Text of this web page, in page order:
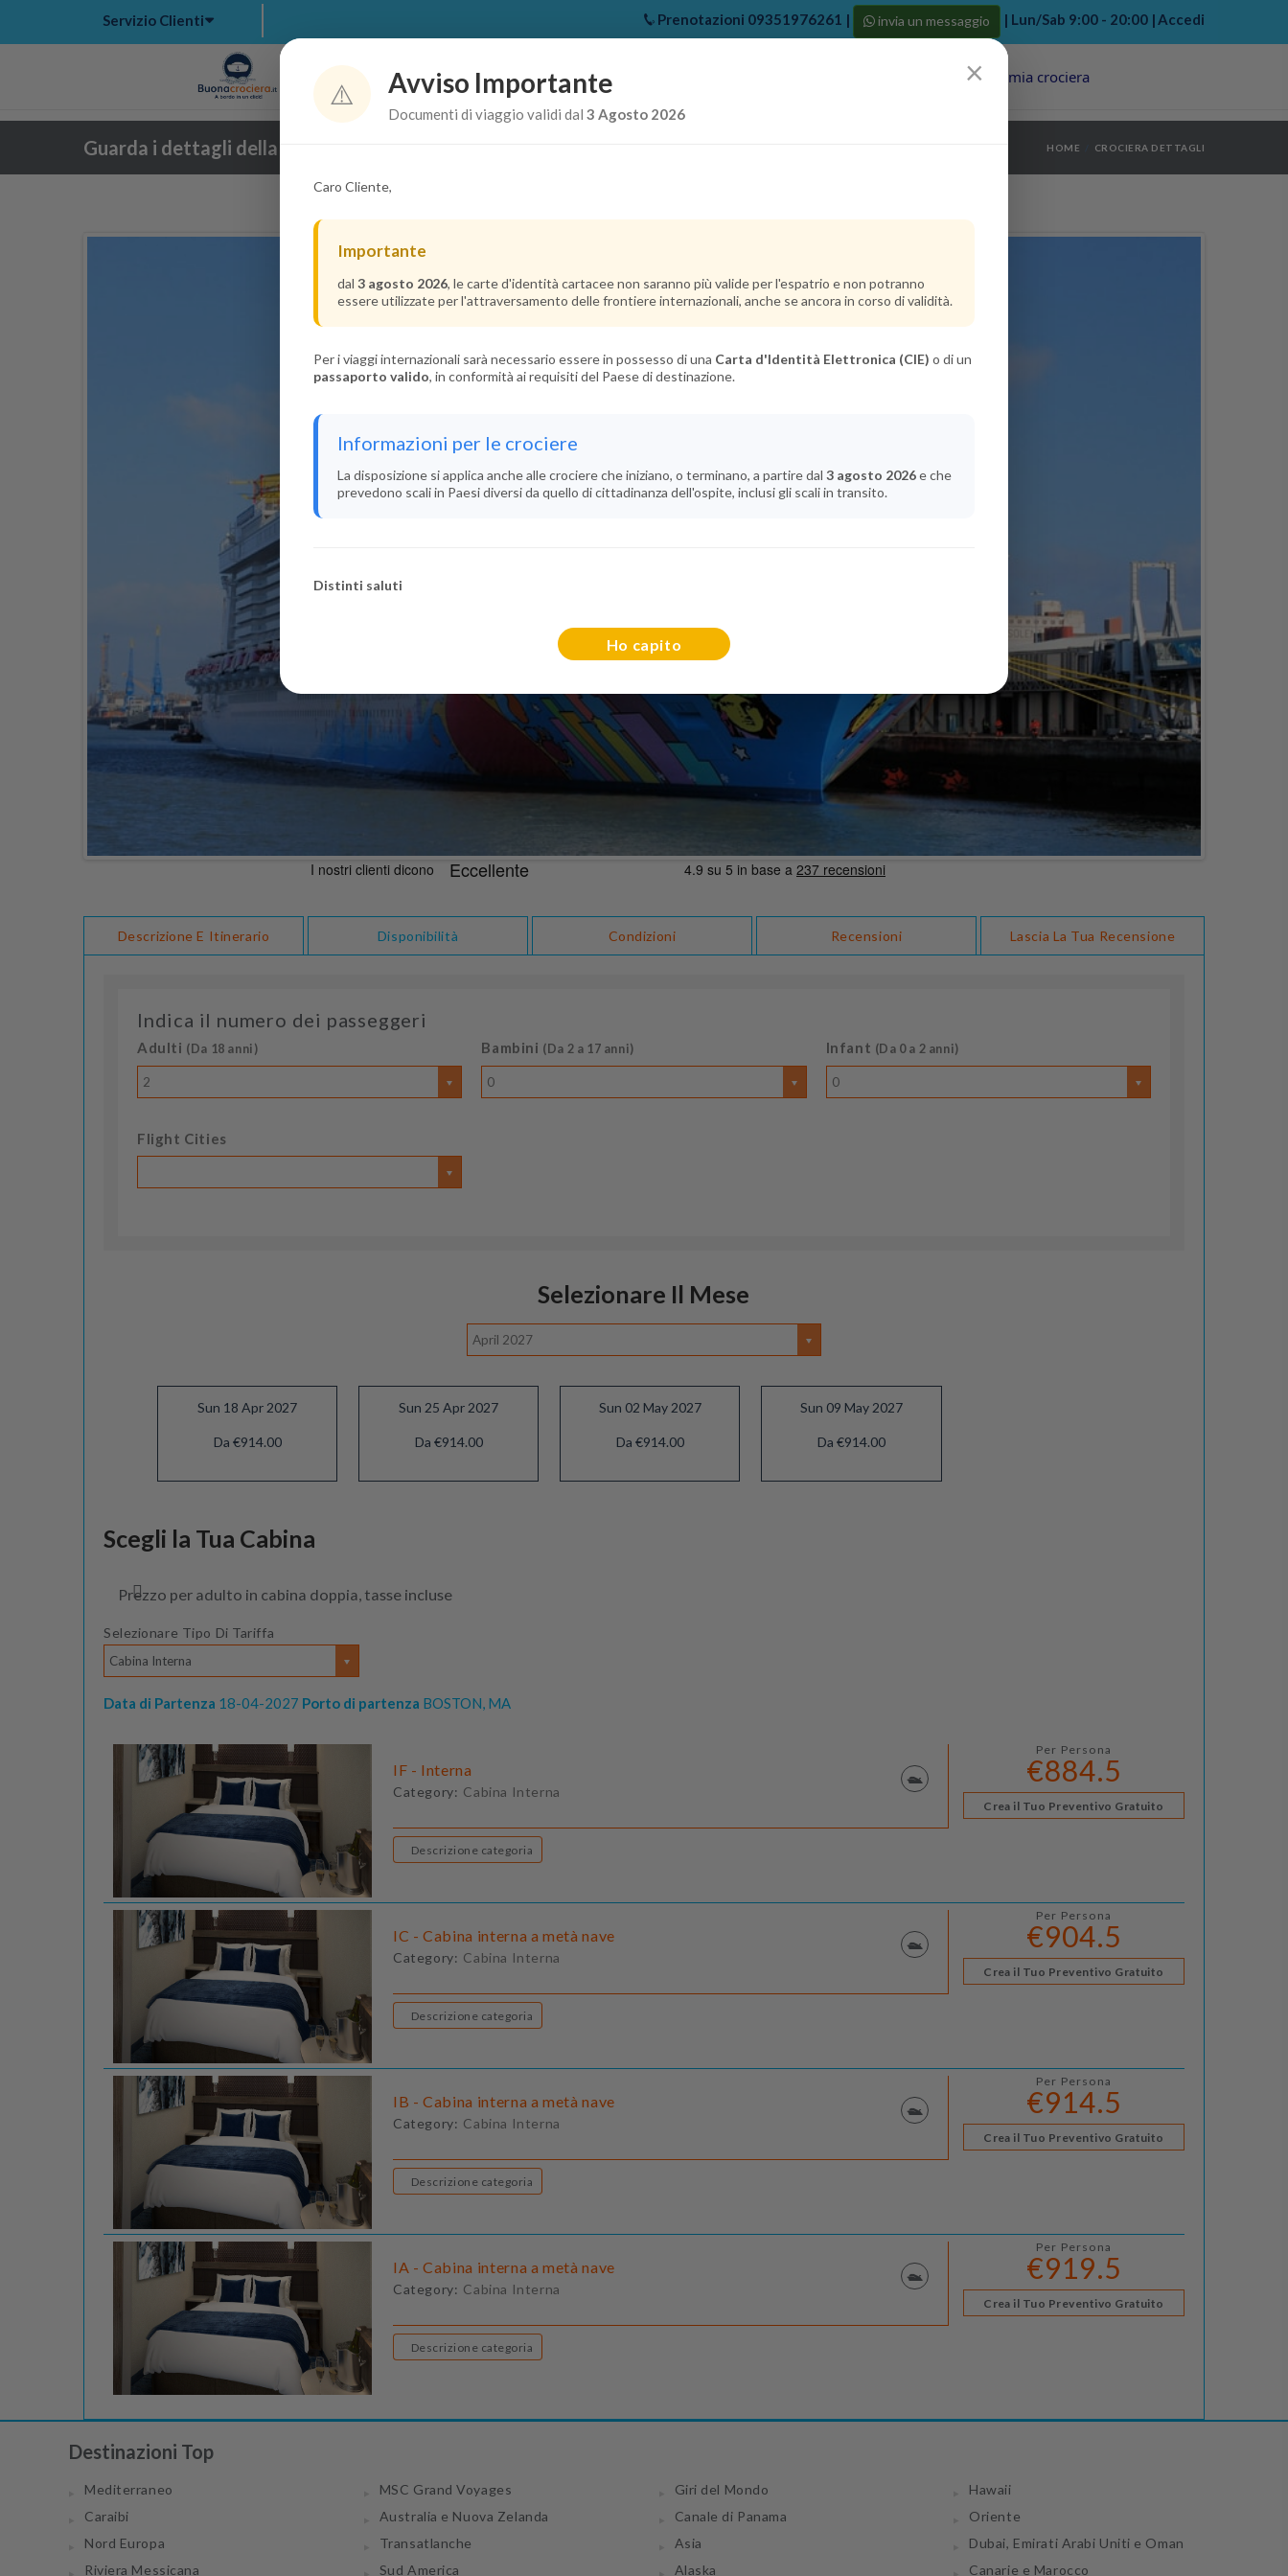
>
>
Servizio Clienti Prenotazioni 09351976261 | invia un messaggio | Lun/Sab 9:00 - 20:00 |Accedi
Home Chi Siamo Offerte Crociere Last Minute La mia crociera
Guarda i dettagli della crociera HOME CROCIERA DETTAGLI
Descrizione E Itinerario Disponibilità Condizioni Recensioni Lascia La Tua Recensione
Indica il numero dei passeggeri
Adulti (Da 18 anni)
2
Bambini (Da 2 a 17 anni)
0
Infant (Da 0 a 2 anni)
0
Flight Cities
Selezionare Il Mese
April 2027
Sun 18 Apr 2027
Da €914.00
Sun 25 Apr 2027
Da €914.00
Sun 02 May 2027
Da €914.00
Sun 09 May 2027
Da €914.00
Scegli la Tua Cabina
Prezzo per adulto in cabina doppia, tasse incluse
Selezionare Tipo Di Tariffa
Cabina Interna
Data di Partenza 18-04-2027 Porto di partenza BOSTON, MA
IF - Interna
Category: Cabina Interna
Per Persona
€884.5
Crea il Tuo Preventivo Gratuito
Descrizione categoria
IC - Cabina interna a metà nave
Category: Cabina Interna
Per Persona
€904.5
Crea il Tuo Preventivo Gratuito
Descrizione categoria
IB - Cabina interna a metà nave
Category: Cabina Interna
Per Persona
€914.5
Crea il Tuo Preventivo Gratuito
Descrizione categoria
IA - Cabina interna a metà nave
Category: Cabina Interna
Per Persona
€919.5
Crea il Tuo Preventivo Gratuito
Descrizione categoria
Destinazioni Top
Mediterraneo
Caraibi
Nord Europa
Riviera Messicana
MSC Grand Voyages
Australia e Nuova Zelanda
Transatlanche
Sud America
Giri del Mondo
Canale di Panama
Asia
Alaska
Hawaii
Oriente
Dubai, Emirati Arabi Uniti e Oman
Canarie e Marocco
×
⚠️ Avviso Importante
Documenti di viaggio validi dal 3 Agosto 2026
Caro Cliente,
Importante
dal 3 agosto 2026, le carte d'identità cartacee non saranno più valide per l'espatrio e non potranno
essere utilizzate per l'attraversamento delle frontiere internazionali, anche se ancora in corso di validità.
Per i viaggi internazionali sarà necessario essere in possesso di una Carta d'Identità Elettronica (CIE) o di un
passaporto valido, in conformità ai requisiti del Paese di destinazione.
Informazioni per le crociere
La disposizione si applica anche alle crociere che iniziano, o terminano, a partire dal 3 agosto 2026e che
prevedono scali in Paesi diversi da quello di cittadinanza dell'ospite, inclusi gli scali in transito.
Distinti saluti
Ho capito